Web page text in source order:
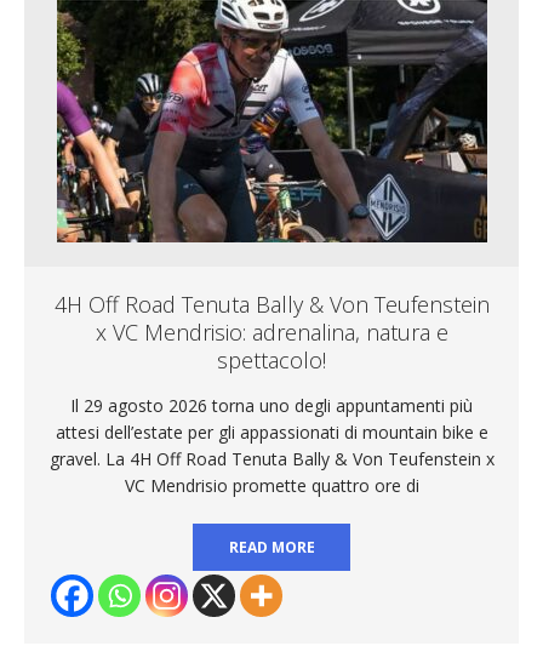
4H Off Road Tenuta Bally & Von Teufenstein
x VC Mendrisio: adrenalina, natura e
spettacolo!
Il 29 agosto 2026 torna uno degli appuntamenti più
attesi dell’estate per gli appassionati di mountain bike e
gravel. La 4H Off Road Tenuta Bally & Von Teufenstein x
VC Mendrisio promette quattro ore di
READ MORE